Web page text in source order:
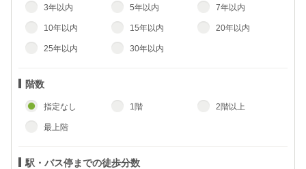
3年以内 5年以内 7年以内
10年以内 15年以内 20年以内
25年以内 30年以内
階数
指定なし 1階 2階以上
最上階
駅・バス停までの徒歩分数